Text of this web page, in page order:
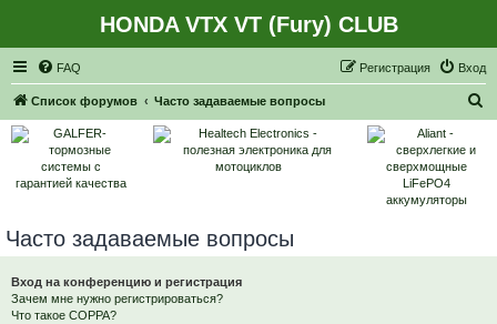
HONDA VTX VT (Fury) CLUB
FAQ Вход
Регистрация
Список форумов Часто задаваемые вопросы
Часто задаваемые вопросы
Вход на конференцию и регистрация
Зачем мне нужно регистрироваться?
Что такое COPPA?